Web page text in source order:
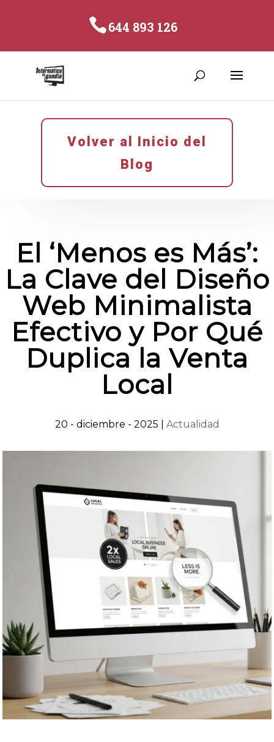
644 893 126
Volver al Inicio del
Blog
El ‘Menos es Más’:
La Clave del Diseño
Web Minimalista
Efectivo y Por Qué
Duplica la Venta
Local
20 - diciembre - 2025 Actualidad